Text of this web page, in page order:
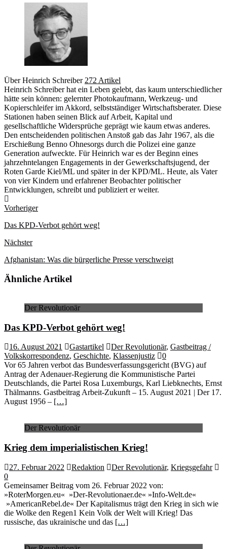
Über Heinrich Schreiber 272 Artikel
Heinrich Schreiber hat ein Leben gelebt, das kaum unterschiedlicher
hätte sein können: gelernter Photokaufmann, Werkzeug- und
Kopierschleifer im Akkord, selbstständiger Wirtschaftsberater. Diese
Stationen haben seinen Blick auf Arbeit, Kapital und
gesellschaftliche Widersprüche geprägt wie kaum etwas anderes.
Den entscheidenden politischen Anstoß gab das Jahr 1967, als die
Erschießung Benno Ohnesorgs durch die Polizei eine ganze
Generation aufweckte. Für Heinrich war es der Beginn eines
jahrzehntelangen Engagements in der Gewerkschaftsjugend, der
Roten Garde Kiel/ML und später in der KPD/ML. Heute, als Vater
von vier Kindern und erfahrener Beobachter politischer
Entwicklungen, schreibt und publiziert er weiter.
Vorheriger
Das KPD-Verbot gehört weg!
Nächster
Afghanistan: Was die bürgerliche Presse verschweigt
Ähnliche Artikel
Der Revolutionär
Das KPD-Verbot gehört weg!
16. August 2021 Gastartikel Der Revolutionär, Gastbeitrag /
Volkskorrespondenz, Geschichte, Klassenjustiz
0
Vor 65 Jahren verbot das Bundesverfassungsgericht (BVG) auf
Antrag der Adenauer-Regierung die Kommunistische Partei
Deutschlands, die Partei Rosa Luxemburgs, Karl Liebknechts, Ernst
Thälmanns. Gastbeitrag Arbeit-Zukunft – 15. August 2021 | Der 17.
August 1956 – […]
Der Revolutionär
Krieg dem imperialistischen Krieg!
27. Februar 2022 Redaktion Der Revolutionär, Kriegsgefahr
0
Gemeinsamer Beitrag vom 26. Februar 2022 von:
»RoterMorgen.eu« »Der-Revolutionaer.de« »Info-Welt.de«
»AmericanRebel.de« Der Kapitalismus trägt den Krieg in sich wie
die Wolke den Regen1 Kein Volk der Welt will Krieg! Das
russische, das ukrainische und das […]